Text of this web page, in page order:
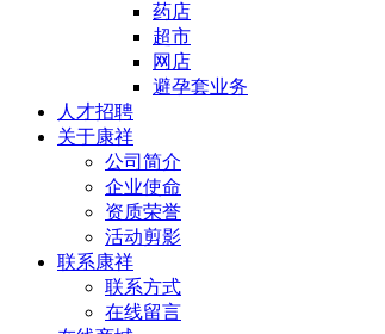
药店
超市
网店
避孕套业务
人才招聘
关于康祥
公司简介
企业使命
资质荣誉
活动剪影
联系康祥
联系方式
在线留言